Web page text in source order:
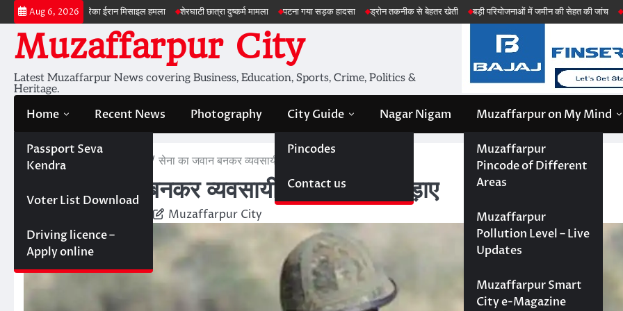
Skip
to
content
Aug 6, 2026
ईरान मिसाइल हमला शेरघाटी छात्रा दुष्कर्म मामला पटना गया सड़क हादसा ड्रोन तकनीक से बेहतर खेती बड़ी परियोजनाओं में जमीन की सेहत की जांच अमेरिका ईरान मिसाइल
Muzaffarpur City
Latest Muzaffarpur News covering Business, Education, Sports, Crime, Politics &
Heritage.
Home
Passport Seva
Kendra
Voter List Download
Driving licence –
Apply online
Recent News Photography City Guide
Pincodes
Contact us
Nagar Nigam Muzaffarpur on My Mind
Muzaffarpur
Pincode of Different
Areas
Muzaffarpur
Pollution Level – Live
Updates
Muzaffarpur Smart
City e-Magazine
Home सेना का जवान बनकर व्यवसायी के 45 हजार उड़ाए
सेना का जवान बनकर व्यवसायी के 45 हजार उड़ाए
Muzaffarpur City